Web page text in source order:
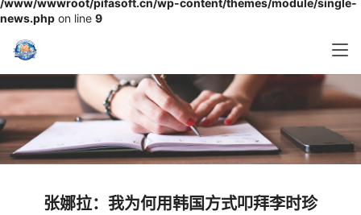
/www/wwwroot/pifasoft.cn/wp-content/themes/module/single-
news.php on line 9
张娜拉：我为何用韩国方式叩拜李时珍